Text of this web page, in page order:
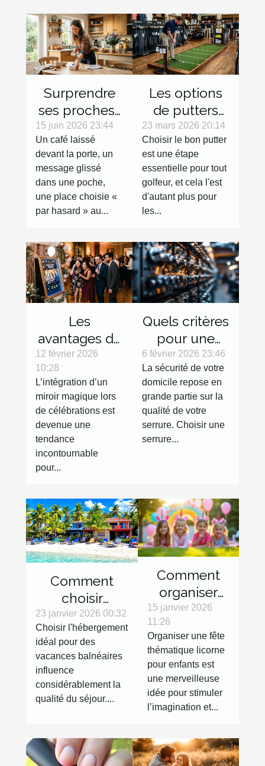
Surprendre
ses proches :
micro-
surprises du
quotidien
15 juin 2026 23:44
Un café laissé
devant la porte, un
message glissé
dans une poche,
une place choisie «
par hasard » au...
Les options
de putters
pour
gauchers :
Avantages et
sélection
23 mars 2026 20:14
Choisir le bon putter
est une étape
essentielle pour tout
golfeur, et cela l'est
d'autant plus pour
les...
Les
avantages de
l'intégration
d'un miroir
magique lors
de
célébrations
12 février 2026
10:28
L’intégration d’un
miroir magique lors
de célébrations est
devenue une
tendance
incontournable
pour...
Quels critères
pour une
serrure haute
sécurité
efficace ?
6 février 2026 23:46
La sécurité de votre
domicile repose en
grande partie sur la
qualité de votre
serrure. Choisir une
serrure...
Comment
choisir
l'hébergement
idéal pour vos
vacances
balnéaires ?
23 janvier 2026 00:32
Choisir l'hébergement
idéal pour des
vacances balnéaires
influence
considérablement la
qualité du séjour....
Comment
organiser
une fête
thématique
licorne pour
enfants ?
15 janvier 2026
11:26
Organiser une fête
thématique licorne
pour enfants est
une merveilleuse
idée pour stimuler
l’imagination et...